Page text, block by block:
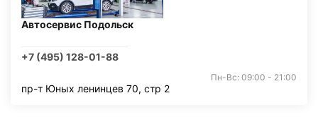
Автосервис Подольск
+7 (495) 128-01-88
Пн-Вс: 09:00 - 21:00
пр-т Юных ленинцев 70, стр 2